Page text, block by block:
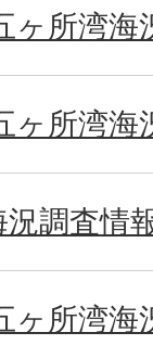
ヶ所湾海
ヶ所湾海
調査情
ヶ所湾海